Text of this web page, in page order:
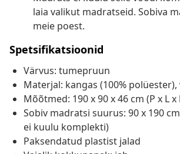
laia valikut madratseid. Sobiva
meie poest.
Spetsifikatsioonid
Värvus: tumepruun
Materjal: kangas (100%
Mõõtmed: 190 x 90 x 46 cm (P x L x
Sobiv madratsi suurus: 90 x 190
ei kuulu komplekti)
Paksendatud plastist jalad